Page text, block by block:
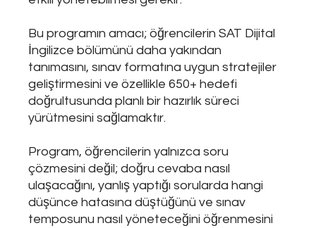
Bu programın amacı; öğrencilerin SAT Dijital
İngilizce bölümünü daha yakından
tanımasını, sınav formatına uygun stratejiler
geliştirmesini ve özellikle 650+ hedefi
doğrultusunda planlı bir hazırlık süreci
yürütmesini sağlamaktır.
Program, öğrencilerin yalnızca soru
çözmesini değil; doğru cevaba nasıl
ulaşacağını, yanlış yaptığı sorularda hangi
düşünce hatasına düştüğünü ve sınav
temposunu nasıl yöneteceğini öğrenmesini